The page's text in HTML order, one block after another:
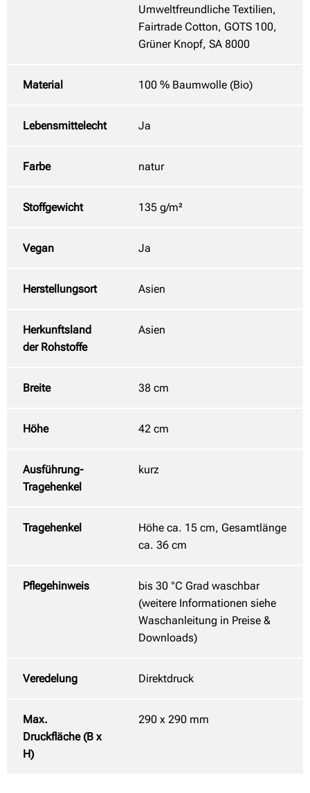
Umweltfreundliche Textilien,
Fairtrade Cotton, GOTS 100,
Grüner Knopf, SA 8000
Material 100 % Baumwolle (Bio)
Lebensmittelecht Ja
Farbe natur
Stoffgewicht 135 g/m²
Vegan Ja
Herstellungsort Asien
Herkunftsland
der Rohstoffe
Asien
Breite 38 cm
Höhe 42 cm
Ausführung-
Tragehenkel
kurz
Tragehenkel
Höhe ca. 15 cm, Gesamtlänge
ca. 36 cm
Pflegehinweis
bis 30 °C Grad waschbar
(weitere Informationen siehe
Waschanleitung in Preise &
Downloads)
Veredelung Direktdruck
Max.
Druckfläche (B x
H)
290 x 290 mm